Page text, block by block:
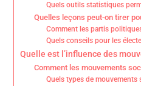
Quels outils statistiques
Quelles leçons peut-on tirer
Comment les partis
Quels conseils pour les
Quelle est l’influence des
Comment les mouvements
Quels types de mouvements